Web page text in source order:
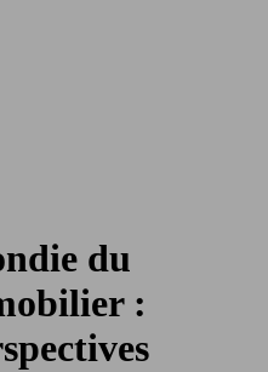
du
: